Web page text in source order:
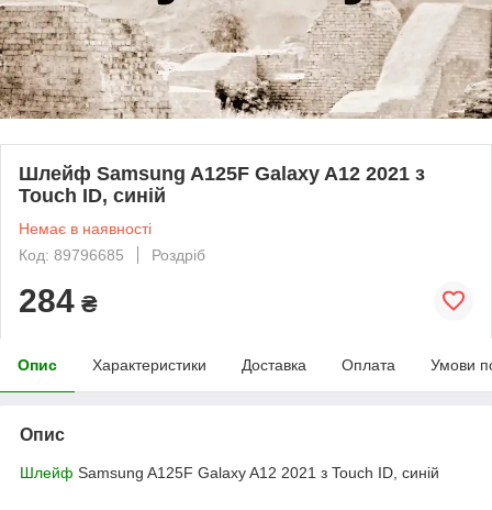
Шлейф Samsung A125F Galaxy A12 2021 з
Touch ID, синій
Немає в наявності
Код: 89796685
Роздріб
284 ₴
Опис Характеристики Доставка Оплата Умови
Опис
Шлейф Samsung A125F Galaxy A12 2021 з Touch ID, синій